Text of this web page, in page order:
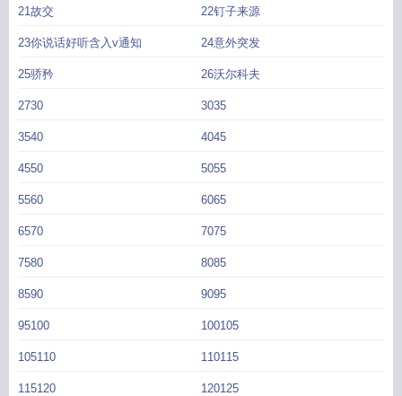
21故交 22钉子来源
23你说话好听含入v通知 24意外突发
25骄矜 26沃尔科夫
2730 3035
3540 4045
4550 5055
5560 6065
6570 7075
7580 8085
8590 9095
95100 100105
105110 110115
115120 120125